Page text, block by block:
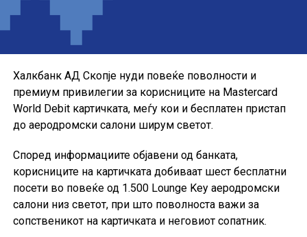
Понудата е наменета за корисниците кои сакаат да ги
користат можностите на кредитната картичка за
своите секојдневни и летни купувања, со промотивна
Халкбанк АД Скопје нуди повеќе поволности и
премиум привилегии за корисниците на Mastercard
World Debit картичката, меѓу кои и бесплатен пристап
до аеродромски салони ширум светот.
Според информациите објавени од банката,
корисниците на картичката добиваат шест бесплатни
посети во повеќе од 1.500 Lounge Key аеродромски
салони низ светот, при што поволноста важи за
сопственикот на картичката и неговиот сопатник.